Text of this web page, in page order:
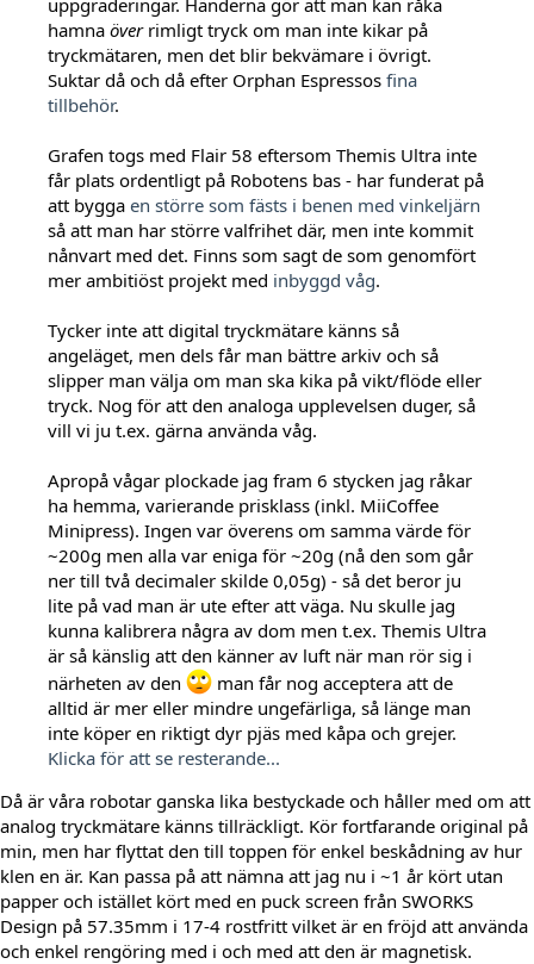
uppgraderingar. Händerna gör att man kan råka
hamna över rimligt tryck om man inte kikar på
tryckmätaren, men det blir bekvämare i övrigt.
Suktar då och då efter Orphan Espressos fina
tillbehör.
Grafen togs med Flair 58 eftersom Themis Ultra inte
får plats ordentligt på Robotens bas - har funderat på
att bygga en större som fästs i benen med vinkeljärn
så att man har större valfrihet där, men inte kommit
nånvart med det. Finns som sagt de som genomfört
mer ambitiöst projekt med inbyggd våg.
Tycker inte att digital tryckmätare känns så
angeläget, men dels får man bättre arkiv och så
slipper man välja om man ska kika på vikt/flöde eller
tryck. Nog för att den analoga upplevelsen duger, så
vill vi ju t.ex. gärna använda våg.
Apropå vågar plockade jag fram 6 stycken jag råkar
ha hemma, varierande prisklass (inkl. MiiCoffee
Minipress). Ingen var överens om samma värde för
~200g men alla var eniga för ~20g (nå den som går
ner till två decimaler skilde 0,05g) - så det beror ju
lite på vad man är ute efter att väga. Nu skulle jag
kunna kalibrera några av dom men t.ex. Themis Ultra
är så känslig att den känner av luft när man rör sig i
närheten av den
man får nog acceptera att de
alltid är mer eller mindre ungefärliga, så länge man
inte köper en riktigt dyr pjäs med kåpa och grejer.
Klicka för att se resterande...
Då är våra robotar ganska lika bestyckade och håller med om att
analog tryckmätare känns tillräckligt. Kör fortfarande original på
min, men har flyttat den till toppen för enkel beskådning av hur
klen en är. Kan passa på att nämna att jag nu i ~1 år kört utan
papper och istället kört med en puck screen från SWORKS
Design på 57.35mm i 17-4 rostfritt vilket är en fröjd att använda
och enkel rengöring med i och med att den är magnetisk.